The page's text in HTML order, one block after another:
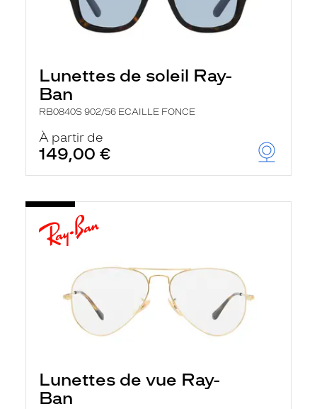
Lunettes de soleil Ray-
Ban
RB0840S 902/56 ECAILLE FONCE
À partir de
149,00 €
Lunettes de vue Ray-
Ban